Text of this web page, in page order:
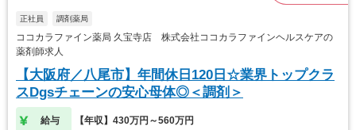
正社員 調剤薬局
ココカラファイン薬局 久宝寺店 株式会社ココカラファインヘルスケアの
薬剤師求人
【大阪府／八尾市】年間休日120日☆業界トップクラ
スDgsチェーンの安心母体◎＜調剤＞
給与 【年収】430万円～560万円